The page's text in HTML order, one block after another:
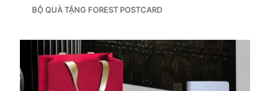
BỘ QUÀ TẶNG FOREST POSTCARD